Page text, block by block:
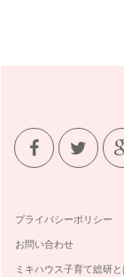
皆さん、絵本っ
ことはあります
絵本とベビーサ
皆さん、初めま
プライバシーポリシー
お問い合わせ
ミキハウス子育て総研と